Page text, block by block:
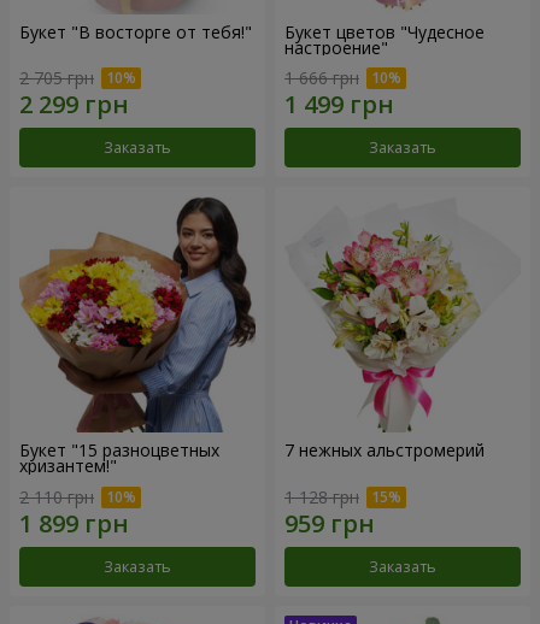
Букет "В восторге от тебя!"
2 705 грн
Заказать
Букет цветов "Чудесное
настроение"
1 666 грн
Заказать
Букет "15 разноцветных
хризантем!"
2 110 грн
Заказать
7 нежных альстромерий
1 128 грн
Заказать